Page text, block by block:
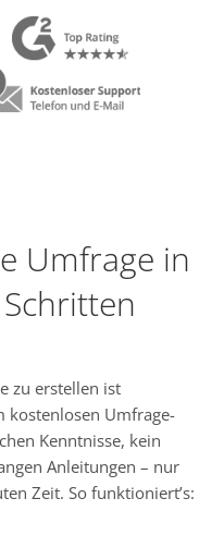
Umfrage in
zu erstellen ist
kostenlosen Umfrage-
Kenntnisse, kein
Anleitungen – nur
Zeit. So funktioniert’s: